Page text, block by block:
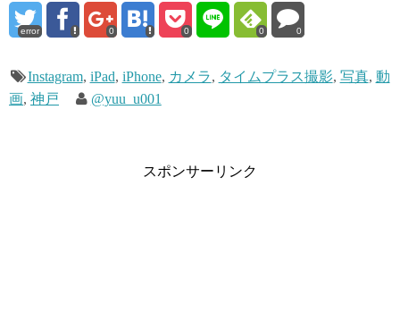
error 0 0 0 0
Instagram, iPad, iPhone, カメラ, タイムプラス撮影, 写真, 動
画, 神戸 @yuu_u001
スポンサーリンク